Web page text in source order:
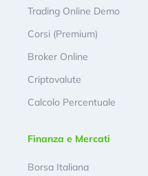
Trading Online Demo
Corsi (Premium)
Broker Online
Criptovalute
Calcolo Percentuale
Finanza e Mercati
Borsa Italiana